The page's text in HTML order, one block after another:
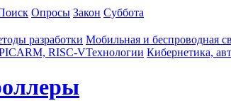
Опросы Закон Суббота
разработки Мобильная и беспроводная
ARM, RISC-VТехнологии Кибернетика,